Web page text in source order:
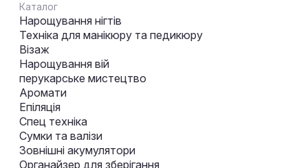
Каталог
Нарощування нігтів
Техніка для манікюру та педикюру
Візаж
Нарощування вій
перукарське мистецтво
Аромати
Епіляція
Спец техніка
Сумки та валізи
Зовнішні акумулятори
Органайзер для зберігання